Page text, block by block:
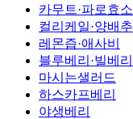
카무트·파로효소
컬리케일·양배추
레몬즙·애사비
블루베리·빌베리
마시는샐러드
하스카프베리
야생베리